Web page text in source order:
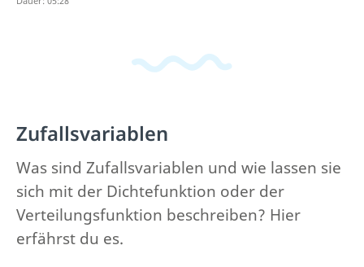
Zufallsvariablen
Was sind Zufallsvariablen und wie lassen sie
sich mit der Dichtefunktion oder der
Verteilungsfunktion beschreiben? Hier
erfährst du es.